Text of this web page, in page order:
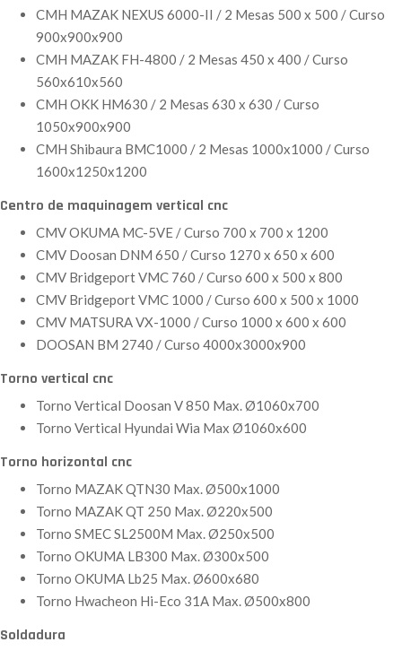
CMH MAZAK NEXUS 6000-II / 2 Mesas 500 x 500 / Curso
900x900x900
CMH MAZAK FH-4800 / 2 Mesas 450 x 400 / Curso
560x610x560
CMH OKK HM630 / 2 Mesas 630 x 630 / Curso
1050x900x900
CMH Shibaura BMC1000 / 2 Mesas 1000x1000 / Curso
1600x1250x1200
Centro de maquinagem vertical cnc
CMV OKUMA MC-5VE / Curso 700 x 700 x 1200
CMV Doosan DNM 650 / Curso 1270 x 650 x 600
CMV Bridgeport VMC 760 / Curso 600 x 500 x 800
CMV Bridgeport VMC 1000 / Curso 600 x 500 x 1000
CMV MATSURA VX-1000 / Curso 1000 x 600 x 600
DOOSAN BM 2740 / Curso 4000x3000x900
Torno vertical cnc
Torno Vertical Doosan V 850 Max. Ø1060x700
Torno Vertical Hyundai Wia Max Ø1060x600
Torno horizontal cnc
Torno MAZAK QTN30 Max. Ø500x1000
Torno MAZAK QT 250 Max. Ø220x500
Torno SMEC SL2500M Max. Ø250x500
Torno OKUMA LB300 Max. Ø300x500
Torno OKUMA Lb25 Max. Ø600x680
Torno Hwacheon Hi-Eco 31A Max. Ø500x800
Soldadura